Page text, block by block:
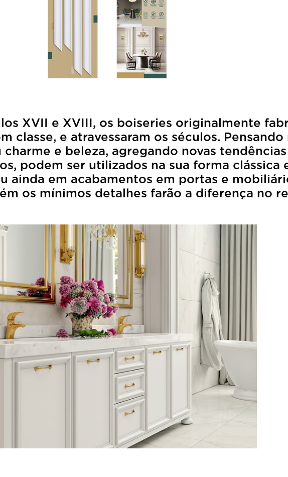
XVII e XVIII, os boiseries originalmente
classe, e atravessaram os séculos. Pensando
e beleza, agregando novas
podem ser utilizados na sua forma clássica
ainda em acabamentos em portas e
os mínimos detalhes farão a diferença no